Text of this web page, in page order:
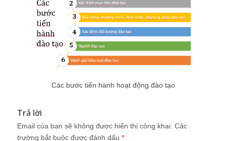
Các bước tiến hành hoạt động đào tạo
Trả lời
Email của bạn sẽ không được hiển thị công khai. Các
trường bắt buộc được đánh dấu *